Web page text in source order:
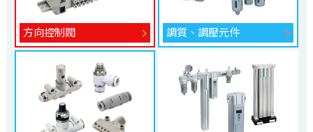
方向控制閥 調質、調壓元件